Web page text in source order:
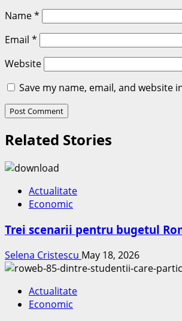
Name*
Email *
Website
Save my name, email, and
Related Stories
Actualitate
Economic
Trei scenarii pentru bugetul
Selena Cristescu May 18, 2026
Actualitate
Economic